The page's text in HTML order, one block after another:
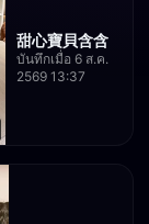
甜心寶貝含含
บันทึกเมื่อ 6 ส.ค.
2569 13:37